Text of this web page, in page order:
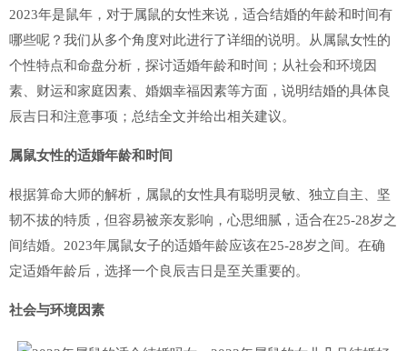
2023年是鼠年，对于属鼠的女性来说，适合结婚的年龄和时间有
哪些呢？我们从多个角度对此进行了详细的说明。从属鼠女性的
个性特点和命盘分析，探讨适婚年龄和时间；从社会和环境因
素、财运和家庭因素、婚姻幸福因素等方面，说明结婚的具体良
辰吉日和注意事项；总结全文并给出相关建议。
属鼠女性的适婚年龄和时间
根据算命大师的解析，属鼠的女性具有聪明灵敏、独立自主、坚
韧不拔的特质，但容易被亲友影响，心思细腻，适合在25-28岁之
间结婚。2023年属鼠女子的适婚年龄应该在25-28岁之间。在确
定适婚年龄后，选择一个良辰吉日是至关重要的。
社会与环境因素